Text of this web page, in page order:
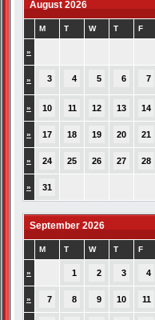
August 2026
M T W T F
»
» 3 4 5 6 7
» 10 11 12 13 14
» 17 18 19 20 21
» 24 25 26 27 28
» 31
September 2026
M T W T F
» 1 2 3 4
» 7 8 9 10 11